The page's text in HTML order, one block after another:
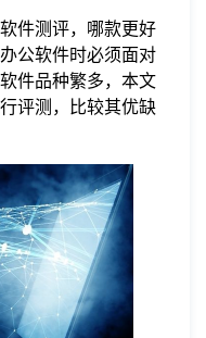
件测评，哪款更好
公软件时必须面对
件品种繁多，本文
评测，比较其优缺